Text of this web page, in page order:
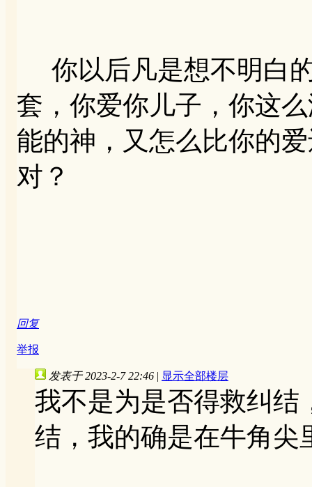
你以后凡是想不明白
套，你爱你儿子，你这
能的神，又怎么比你的
对？
回复
举报
发表于 2023-2-7 22:46 | 显示全部楼层
我不是为是否得救纠结
结，我的确是在牛角